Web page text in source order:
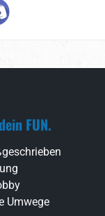
FUN.
Umwege